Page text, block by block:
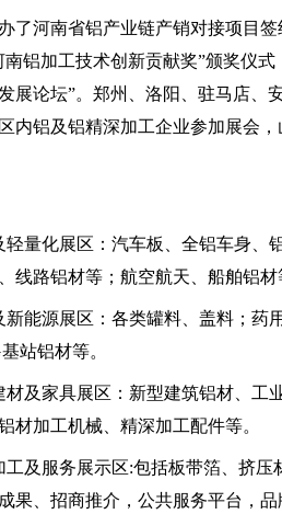
河南省铝产业链产销对接项目签
南铝加工技术创新贡献奖”颁奖仪
展论坛”。郑州、洛阳、驻马店、
内铝及铝精深加工企业参加展会
化展区：汽车板、全铝车身、
线路铝材等；航空航天、船舶铝材
源展区：各类罐料、盖料；药
站铝材等。
家具展区：新型建筑铝材、工
材加工机械、精深加工配件等。
服务展示区:包括板带箔、挤压
果、招商推介，公共服务平台，